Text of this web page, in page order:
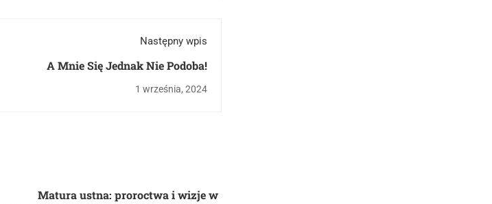
Następny wpis
A Mnie Się Jednak Nie Podoba!
1 września, 2024
Matura ustna: proroctwa i wizje w